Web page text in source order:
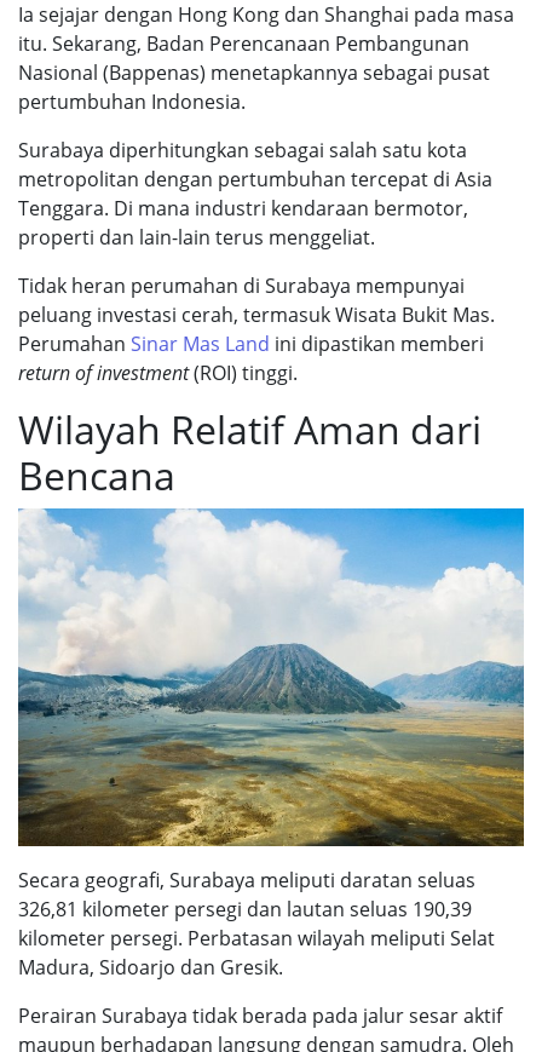
Ia sejajar dengan Hong Kong dan Shanghai pada masa
itu. Sekarang, Badan Perencanaan Pembangunan
Nasional (Bappenas) menetapkannya sebagai pusat
pertumbuhan Indonesia.
Surabaya diperhitungkan sebagai salah satu kota
metropolitan dengan pertumbuhan tercepat di Asia
Tenggara. Di mana industri kendaraan bermotor,
properti dan lain-lain terus menggeliat.
Tidak heran perumahan di Surabaya mempunyai
peluang investasi cerah, termasuk Wisata Bukit Mas.
Perumahan Sinar Mas Land ini dipastikan memberi
return of investment(ROI) tinggi.
Wilayah Relatif Aman dari
Bencana
Secara geografi, Surabaya meliputi daratan seluas
326,81 kilometer persegi dan lautan seluas 190,39
kilometer persegi. Perbatasan wilayah meliputi Selat
Madura, Sidoarjo dan Gresik.
Perairan Surabaya tidak berada pada jalur sesar aktif
maupun berhadapan langsung dengan samudra. Oleh